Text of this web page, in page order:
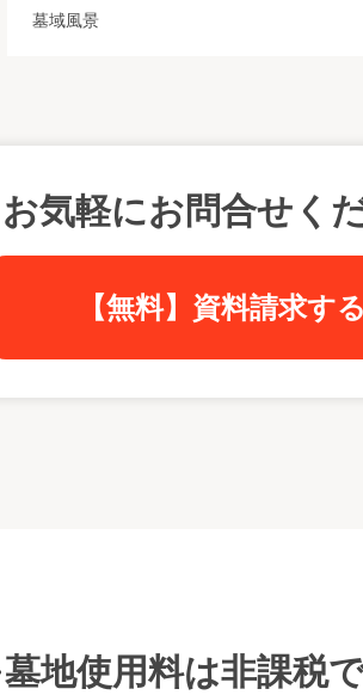
墓域風景
お気軽にお問合せく
【無料】資料請求する
使用料は非課税で